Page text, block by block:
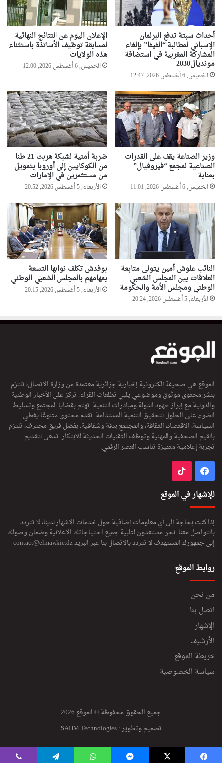
أحداث سبتة تدفع البرلمان
الإسباني لمطالبة “الفيفا” بإلغاء
المشاركة المغربية في استضافة
مونديال2030
الخميس, 6 أغسطس 2026, 12:47
الإعلان اليوم عن النتائج النهائية
لمسابقة توظيف الأساتذة باستثناء
هذه الولايات
الخميس, 6 أغسطس 2026, 12:00
وزير الصناعة يقف على القدرات
الصناعية لمجمع “فيروفيال”
بعنابة
الخميس, 6 أغسطس 2026, 11:01
ضربة أمنية لشبكة هربت 21 طنا
من الكوكايين إلى أوروبا بتمويل
من مستثمرين في الإمارات
الأربعاء, 5 أغسطس 2026, 20:52
النائب علوش أمين يتولى متابعة
العلاقات بين المجلس الشعبي
الوطني ومجلس الأمة والحكومة
الأربعاء, 5 أغسطس 2026, 20:24
بوفدش تكلف نوابها التسعة
بمهامهم بالمجلس الشعبي الوطني
الأربعاء, 5 أغسطس 2026, 20:15
الموقع هي صحيفة إلكترونية إخبارية جزائرية معتمدة من وزارة الاتصال، تلتزم
بنشر محتوى موثوق وموضوعي يلبي تطلعات القراء. تركز على الأخبار الوطنية
والدولية مع إبراز جهود الدولة ومبادرات التنمية. تهتم بقضايا المجتمع وتسليط
الضوء على الحلول لتحقيق التنمية المستدامة. تقدم محتوى متنوعًا يغطي
السياسة، الاقتصاد، الثقافة، والمجتمع بدقة وشفافية. بفضل فريق محترف، تلتزم
بالقيم الصحفية والمهنية وتوظف التقنيات الحديثة للابتكار. تسعى لتقديم
تجربة إعلامية متميزة تناسب العصر الرقمي.
فيسبوك
للإشهار في الموقع
إذا كنت بحاجة إلى أي معلومات إضافية حول خدمات الإشهار لدينا، لا تتردد
بالتواصل معنا. نحن مستعدون لتلبية جميع احتياجاتك الإعلانية وضمان وصولك
إلى جمهورك المستهدف لا تتردد بالاتصال بنا عبر البريدcontact@elmawkie.dz
روابط الموقع
من نحن
اتصل بنا
الإشهار
الأرشيف
خريطة الموقع
سياسة الخصوصية
جميع الحقوق محفوظة © الموقع 2026
تصميم وتطوير :SAHM Technologies